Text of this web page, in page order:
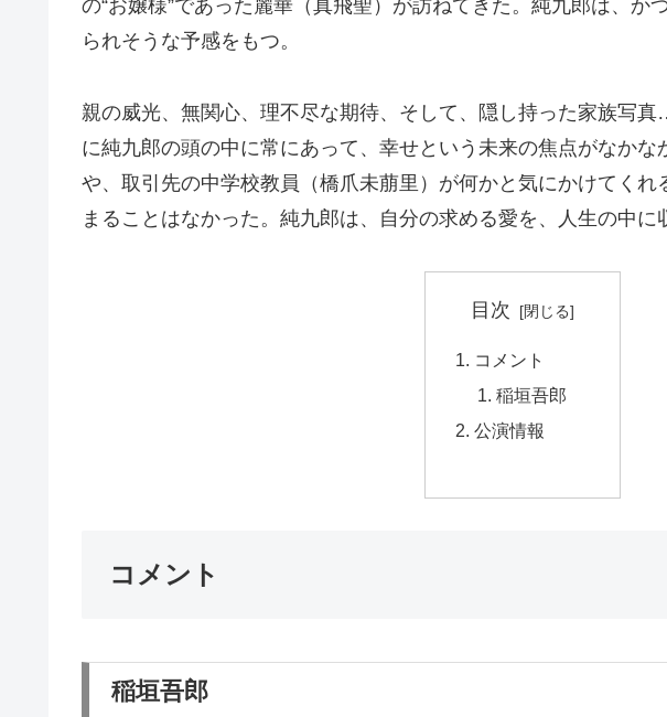
の“お嬢様”であった麗華（真飛聖）が訪ねてきた。純九郎は、か
られそうな予感をもつ。
親の威光、無関心、理不尽な期待、そして、隠し持った家族写
に純九郎の頭の中に常にあって、幸せという未来の焦点がなかな
や、取引先の中学校教員（橋爪未萠里）が何かと気にかけてく
まることはなかった。純九郎は、自分の求める愛を、人生の中に
目次
コメント
稲垣吾郎
公演情報
コメント
稲垣吾郎